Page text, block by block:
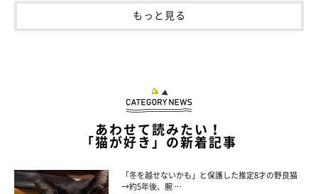
もっと見る
あわせて読みたい！
「猫が好き」の新着記事
「冬を越せないかも」と保護した推定8才の野良猫
→約5年後、腕 …